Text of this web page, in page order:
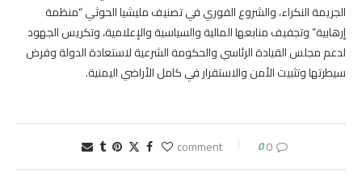
الجريمة النكراء، والشروع الفوري في تصنيف مليشيا الحوثي “منظمة
إرهابية” وتجفيف منابعها المالية والسياسية والإعلامية، وتكريس الجهود
لدعم مجلس القيادة الرئاسي والحكومة الشرعية لاستعادة الدولة وفرض
سيطرتها وتثبيت الأمن والاستقرار في كامل الأراضي اليمنية.
0 comment
0